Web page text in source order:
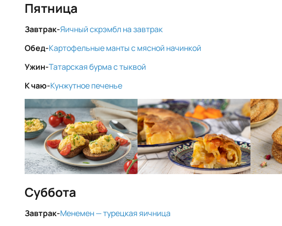
Пятница
Завтрак-Яичный скрэмбл на завтрак
Обед-Картофельные манты с мясной начинкой
Ужин-Татарская бурма с тыквой
К чаю-Кунжутное печенье
Суббота
Завтрак-Менемен — турецкая яичница